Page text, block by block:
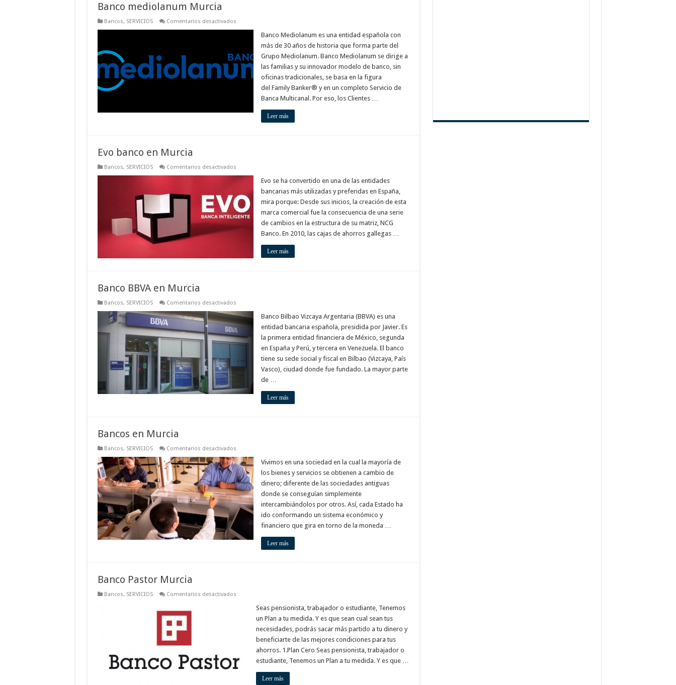
Banco mediolanum Murcia
Bancos, SERVICIOS Comentarios desactivadosen
mediolanumBanco Mediolanum es una entidad española con
más de 30 años de historia que forma parte del
Grupo Mediolanum. Banco Mediolanum se dirige a
las familias y su innovador modelo de banco, sin
oficinas tradicionales, se basa en la figura
del Family Banker® y en un completo Servicio de
Banca Multicanal. Por eso, los Clientes …
Leer más
Evo banco en Murcia
Bancos, SERVICIOS Comentarios desactivadosen
banco
Murcia
Evo se ha convertido en una de las entidades
bancarias más utilizadas y preferidas en España,
mira porque: Desde sus inicios, la creación de esta
marca comercial fue la consecuencia de una serie
de cambios en la estructura de su matriz, NCG
Banco. En 2010, las cajas de ahorros gallegas …
Leer más
Banco BBVA en Murcia
Bancos, SERVICIOS Comentarios desactivadosen
BBVA
en
Murcia
Banco Bilbao Vizcaya Argentaria (BBVA) es una
entidad bancaria española, presidida por Javier. Es
la primera entidad financiera de México, segunda
en España y Perú, y tercera en Venezuela. El banco
tiene su sede social y fiscal en Bilbao (Vizcaya, País
Vasco), ciudad donde fue fundado. La mayor parte
de …
Leer más
Bancos en Murcia
Bancos, SERVICIOS Comentarios desactivadosen
en
Murcia
Vivimos en una sociedad en la cual la mayoría de
los bienes y servicios se obtienen a cambio de
dinero; diferente de las sociedades antiguas
donde se conseguían simplemente
intercambiándolos por otros. Así, cada Estado ha
ido conformando un sistema económico y
financiero que gira en torno de la moneda …
Leer más
Banco Pastor Murcia
Bancos, SERVICIOS Comentarios desactivadosen
Seas pensionista, trabajador o estudiante, Tenemos
un Plan a tu medida. Y es que sean cual sean tus
necesidades, podrás sacar más partido a tu dinero y
beneficiarte de las mejores condiciones para tus
ahorros. 1.Plan Cero Seas pensionista, trabajador o
estudiante, Tenemos un Plan a tu medida. Y es que …
Leer más